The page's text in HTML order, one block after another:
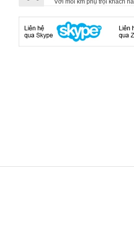
Với mỗi km phụ trội khách